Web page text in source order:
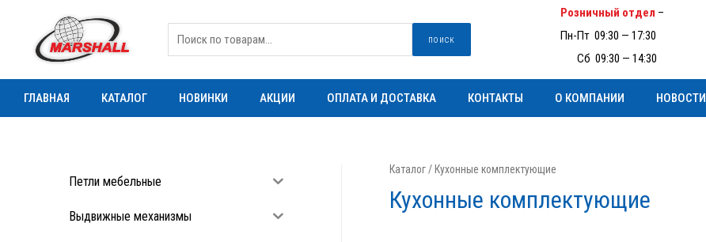
поиск
Розничный отдел –
Пн-Пт 09:30 — 17:30
Пн-Сб 09:30 — 14:30
ГЛАВНАЯ КАТАЛОГ НОВИНКИ АКЦИИ ОПЛАТА И ДОСТАВКА КОНТАКТЫ О КОМПАНИИ НОВОСТИ
Петли мебельные
Выдвижные механизмы
Каталог/ Кухонные комплектующие
Кухонные комплектующие